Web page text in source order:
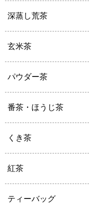
深蒸し荒茶
玄米茶
パウダー茶
番茶・ほうじ茶
くき茶
紅茶
ティーバッグ